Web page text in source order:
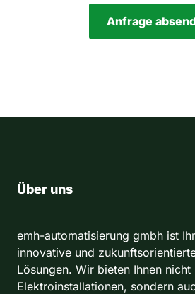
Anfrage
e
t
i
e
:
Über uns
emh-automatisierung gmbh ist
innovative und
Lösungen. Wir bieten Ihnen nicht
Elektroinstallationen, sondern